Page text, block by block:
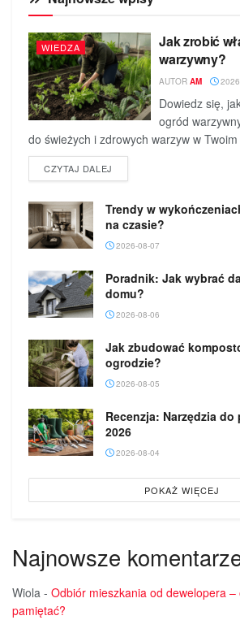
WIEDZA
Jak zrobić
warzywny?
AUTOR AM
Dowiedz się,
ogród
do świeżych i zdrowych warzyw w
CZYTAJ DALEJ
Trendy w
na czasie?
2026-08-07
Poradnik: Jak wybrać
domu?
2026-08-06
Jak zbudować
ogrodzie?
2026-08-05
Recenzja: Narzędzia
2026
2026-08-04
POKAŻ WIĘCEJ
Najnowsze
Wiola - Odbiór mieszkania od dewelopera
pamiętać?